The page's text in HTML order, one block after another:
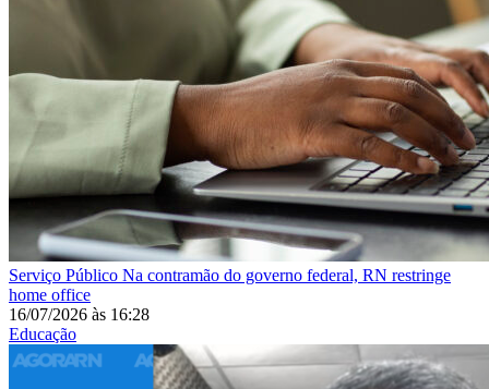
Serviço Público Na contramão do governo federal, RN restringe
home office
16/07/2026 às 16:28
Educação